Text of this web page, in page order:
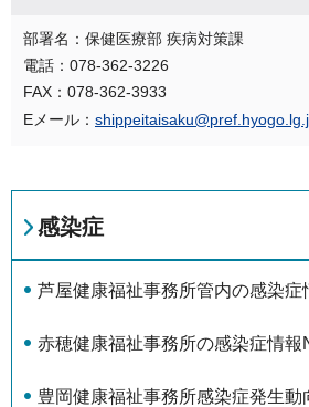
部署名：保健医療部 疾病対策課
電話：078-362-3226
FAX：078-362-3933
Eメール：
感染症
芦屋健康福祉事務所管内の感染症
赤穂健康福祉事務所の感染症情報
豊岡健康福祉事務所感染症発生動